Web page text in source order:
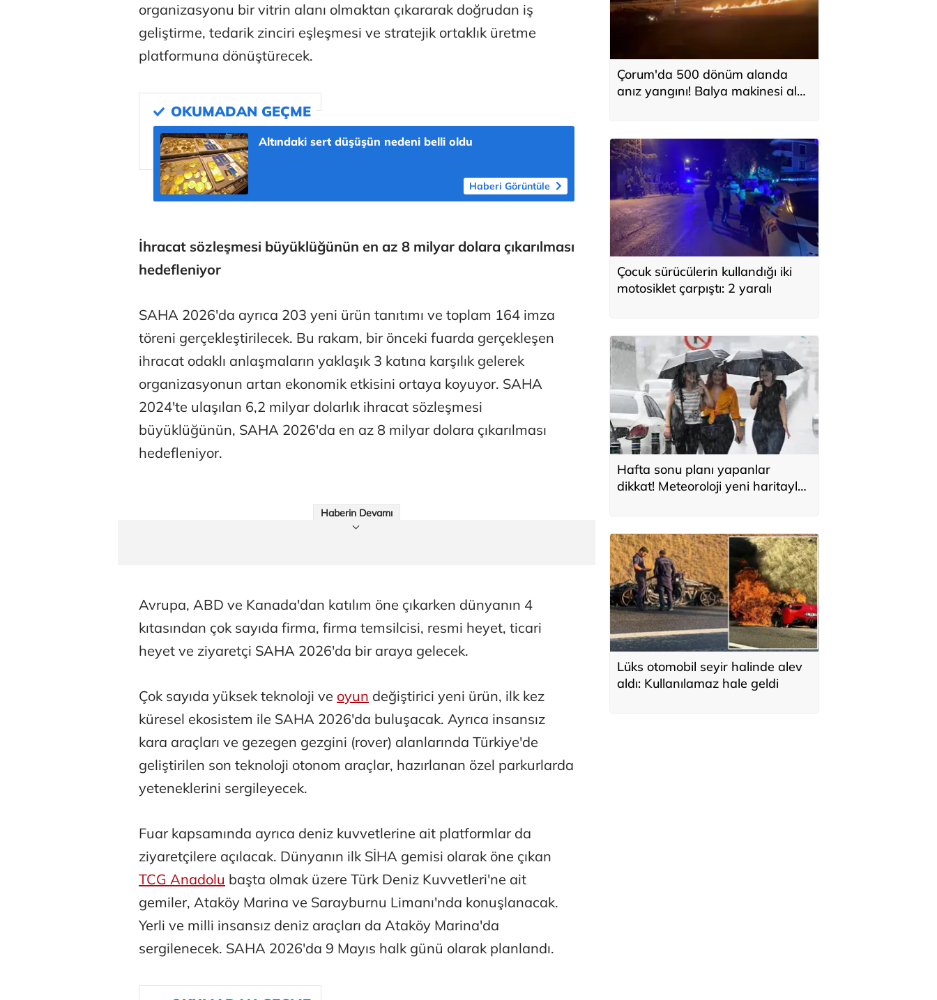
organizasyonu bir vitrin alanı olmaktan çıkararak doğrudan iş
geliştirme, tedarik zinciri eşleşmesi ve stratejik ortaklık üretme
platformuna dönüştürecek.
Altındaki sert düşüşün nedeni belli oldu
Haberi Görüntüle
İhracat sözleşmesi büyüklüğünün en az 8 milyar dolara çıkarılması
hedefleniyor
SAHA 2026'da ayrıca 203 yeni ürün tanıtımı ve toplam 164 imza
töreni gerçekleştirilecek. Bu rakam, bir önceki fuarda gerçekleşen
ihracat odaklı anlaşmaların yaklaşık 3 katına karşılık gelerek
organizasyonun artan ekonomik etkisini ortaya koyuyor. SAHA
2024'te ulaşılan 6,2 milyar dolarlık ihracat sözleşmesi
büyüklüğünün, SAHA 2026'da en az 8 milyar dolara çıkarılması
hedefleniyor.
Haberin Devamı
Avrupa, ABD ve Kanada'dan katılım öne çıkarken dünyanın 4
kıtasından çok sayıda firma, firma temsilcisi, resmi heyet, ticari
heyet ve ziyaretçi SAHA 2026'da bir araya gelecek.
Çok sayıda yüksek teknoloji ve oyun değiştirici yeni ürün, ilk kez
küresel ekosistem ile SAHA 2026'da buluşacak. Ayrıca insansız
kara araçları ve gezegen gezgini (rover) alanlarında Türkiye'de
geliştirilen son teknoloji otonom araçlar, hazırlanan özel parkurlarda
yeteneklerini sergileyecek.
Fuar kapsamında ayrıca deniz kuvvetlerine ait platformlar da
ziyaretçilere açılacak. Dünyanın ilk SİHA gemisi olarak öne çıkan
TCG Anadolu başta olmak üzere Türk Deniz Kuvvetleri'ne ait
gemiler, Ataköy Marina ve Sarayburnu Limanı'nda konuşlanacak.
Yerli ve milli insansız deniz araçları da Ataköy Marina'da
sergilenecek. SAHA 2026'da 9 Mayıs halk günü olarak planlandı.
Çorum'da 500 dönüm alanda
anız yangını! Balya makinesi alev
Çocuk sürücülerin kullandığı iki
motosiklet çarpıştı: 2 yaralı
Hafta sonu planı yapanlar
dikkat! Meteoroloji yeni haritayla
Lüks otomobil seyir halinde alev
aldı: Kullanılamaz hale geldi